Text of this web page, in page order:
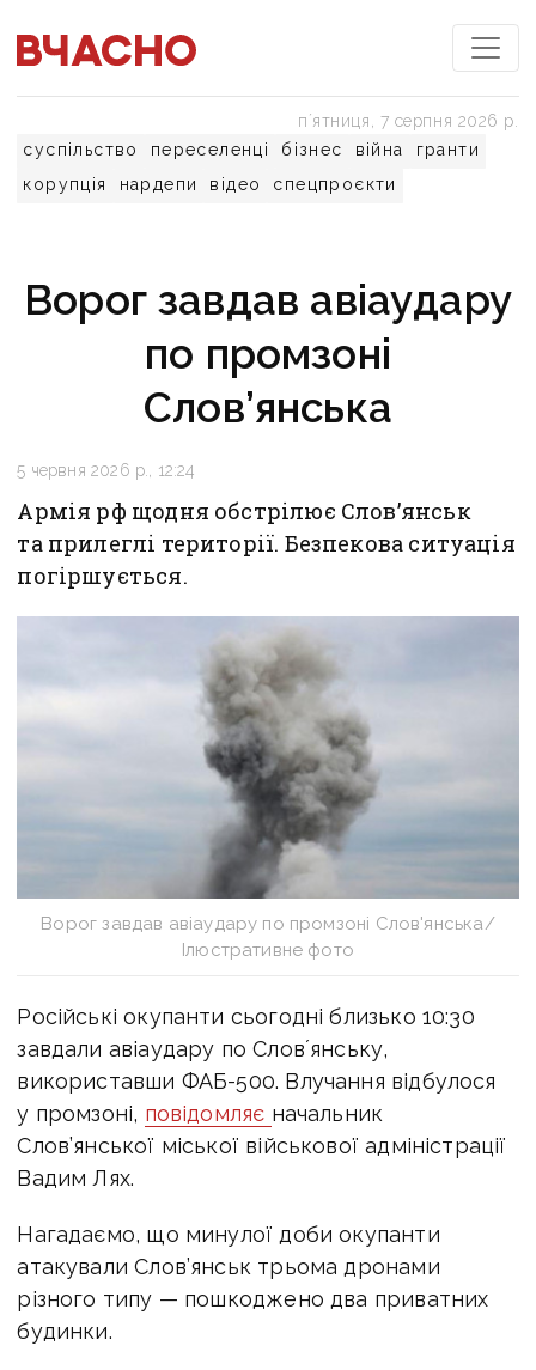
суспільство переселенці бізнес війна
гранти
корупція
нардепи відео спецпроєкти
пʼятниця, 7 серпня 2026 р.
Ворог завдав авіаудару
по промзоні
Слов’янська
5 червня 2026 р., 12:24
Армія рф щодня обстрілює Слов’янськ
та прилеглі території. Безпекова ситуація
погіршується.
Ворог завдав авіаудару по промзоні Слов'янська/
Ілюстративне фото
Російські окупанти сьогодні близько 10:30
завдали авіаудару по Словʼянську,
використавши ФАБ-500. Влучання відбулося
у промзоні, повідомляє начальник
Слов’янської міської військової адміністрації
Вадим Лях.
Нагадаємо, що минулої доби окупанти
атакувалиСлов’янськ трьома дронами
різного типу — пошкоджено два приватних
будинки.